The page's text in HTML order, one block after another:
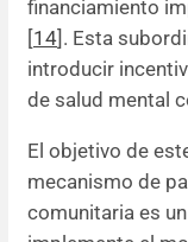
financiamiento
[14]. Esta
introducir
de salud mental
El objetivo de
mecanismo de
comunitaria es